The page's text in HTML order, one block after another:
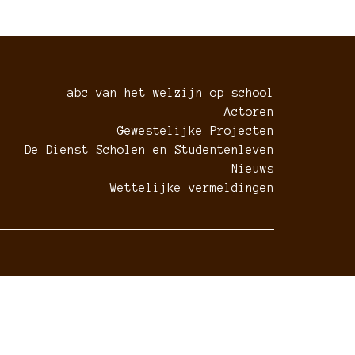
abc van het welzijn op school
Actoren
Gewestelijke Projecten
De Dienst Scholen en Studentenleven
Nieuws
Wettelijke vermeldingen